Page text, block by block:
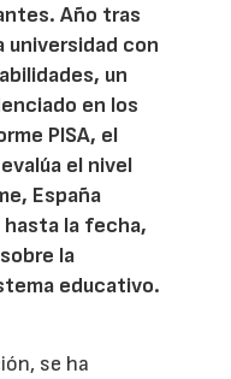
Año tras
universidad con
un
en los
PISA, el
el nivel
España
la fecha,
la
educativo.
se ha